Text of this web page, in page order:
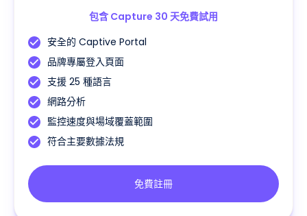
包含 Capture 30 天免費試用
安全的 Captive Portal
品牌專屬登入頁面
支援 25 種語言
網路分析
監控速度與場域覆蓋範圍
符合主要數據法規
免費註冊